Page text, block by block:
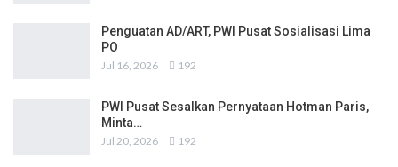
Penguatan AD/ART, PWI Pusat Sosialisasi Lima
PO
Jul 16, 2026 192
PWI Pusat Sesalkan Pernyataan Hotman Paris,
Minta…
Jul 20, 2026 192